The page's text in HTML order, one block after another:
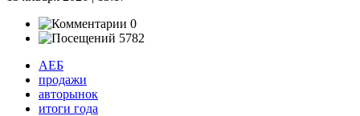
0
5782
АЕБ
продажи
авторынок
итоги года